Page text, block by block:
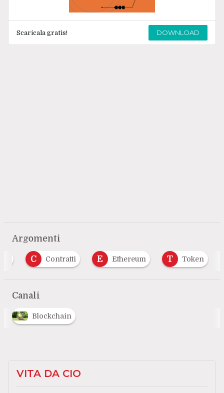
Scaricala gratis! DOWNLOAD
Argomenti
C Contratti E Ethereum T Token
Canali
Blockchain
VITA DA CIO